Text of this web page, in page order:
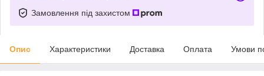
Замовлення під захистом
Опис Характеристики Доставка Оплата Умови